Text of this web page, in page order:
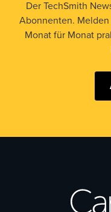
Der TechSmith
Abonnenten. Melden
Monat für Monat